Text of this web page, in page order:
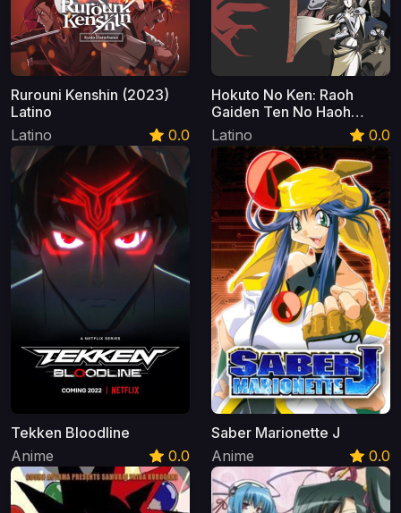
Rurouni Kenshin (2023)
Latino
Latino
0.0
Hokuto No Ken: Raoh
Gaiden Ten No Haoh
Latino
Latino 0.0
Tekken Bloodline
Anime
0.0
Saber Marionette J
Anime
0.0